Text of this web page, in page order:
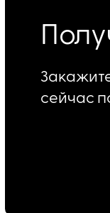
сейчас